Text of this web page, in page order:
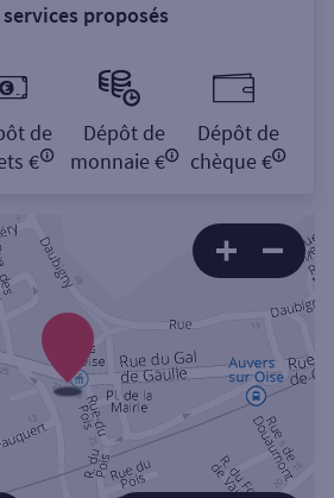
services proposés
de
€
Dépôt de
monnaie €
Dépôt de
chèque €